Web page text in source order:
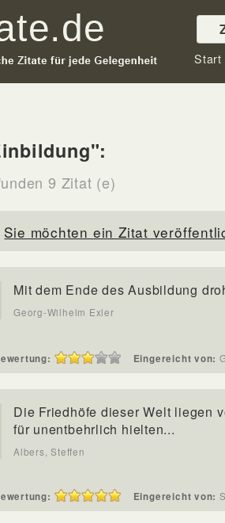
Start
9 Zitat (e)
Sie möchten ein Zitat
Mit dem Ende des Ausbildung
Georg-Wilhelm Exler
Eingereicht von:
Die Friedhöfe dieser Welt liegen
für unentbehrlich hielten...
Albers, Steffen
Eingereicht von: